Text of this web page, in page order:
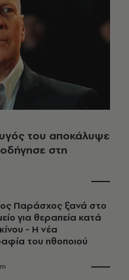
του αποκάλυψε
στη
Παράσχος ξανά στο
για θεραπεία κατά
- Η νέα
του ηθοποιού